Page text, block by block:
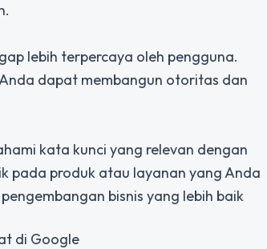
lebih terpercaya oleh pengguna.
dapat membangun otoritas dan
kata kunci yang relevan dengan
pada produk atau layanan yang Anda
bisnis yang lebih baik
di Google